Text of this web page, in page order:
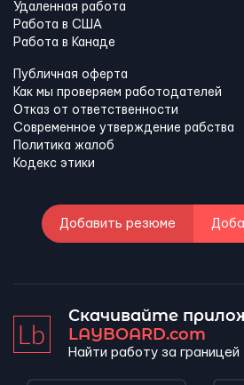
Удаленная работа
Работа в США
Работа в Канадe
Публичная оферта
Как мы проверяем работодателей
Отказ от ответственности
Современное утверждение рабства
Политика жалоб
Кодекс этики
Добавить резюме
Скачивайте
LAYBOARD.com
Найти работу за